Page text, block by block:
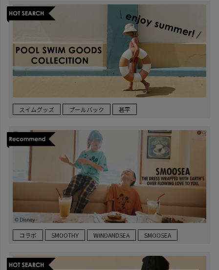
スイムグッズ プールバック 甚平
コラボ SMOOTHY WINDANDSEA SMOOSEA